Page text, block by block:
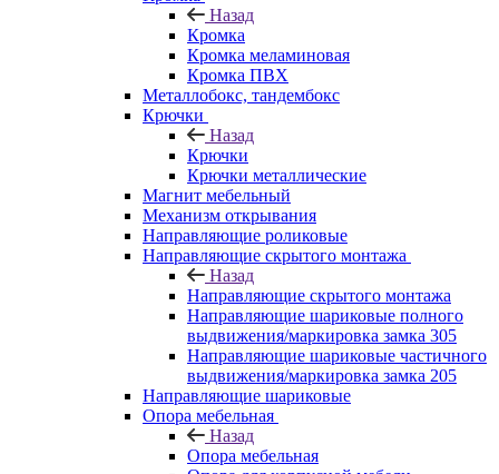
Назад
Кромка
Кромка меламиновая
Кромка ПВХ
Металлобокс, тандембокс
Крючки
Назад
Крючки
Крючки металлические
Магнит мебельный
Механизм открывания
Направляющие роликовые
Направляющие скрытого монтажа
Назад
Направляющие скрытого монтажа
Направляющие шариковые полного
выдвижения/маркировка замка 305
Направляющие шариковые частичного
выдвижения/маркировка замка 205
Направляющие шариковые
Опора мебельная
Назад
Опора мебельная